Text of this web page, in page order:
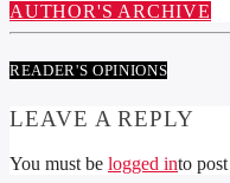
AUTHOR'S ARCHIVE
READER'S OPINIONS
LEAVE A REPLY
You must be logged into